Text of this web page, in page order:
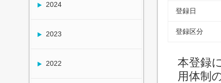
2024
2023
2022
登録日
登録区分
本登録
用体制